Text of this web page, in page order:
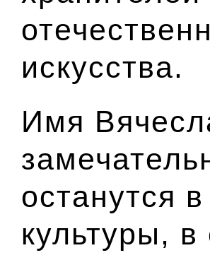
искусства.
Имя
останутся
культуры,